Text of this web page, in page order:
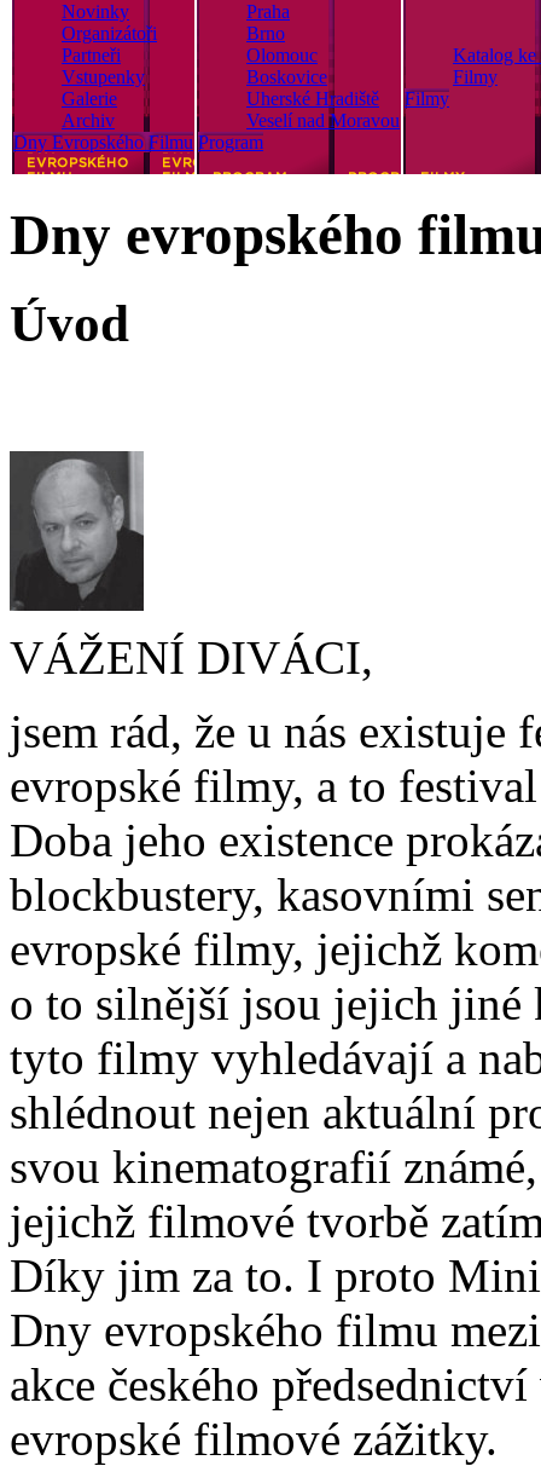
Novinky
Organizátoři
Partneři
Vstupenky
Galerie
Archiv
Dny Evropského Filmu
Praha
Brno
Olomouc
Boskovice
Uherské Hradiště
Veselí nad Moravou
Program
Katalog ke
Filmy
Filmy
Dny evropského
Úvod
VÁŽENÍ DIVÁCI,
jsem rád, že u nás existuje
evropské filmy, a to
Doba jeho existence
blockbustery, kasovními
evropské filmy, jejichž
o to silnější jsou jejich
tyto filmy vyhledávají a
shlédnout nejen aktuální
svou kinematografií
jejichž filmové tvorbě
Díky jim za to. I proto
Dny evropského filmu
akce českého
evropské filmové zážitky.